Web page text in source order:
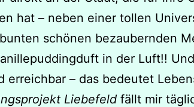
hat – neben einer tollen
schönen bezaubernden
in der Luft!!
erreichbar – das bedeutet
Liebefeld fällt mir